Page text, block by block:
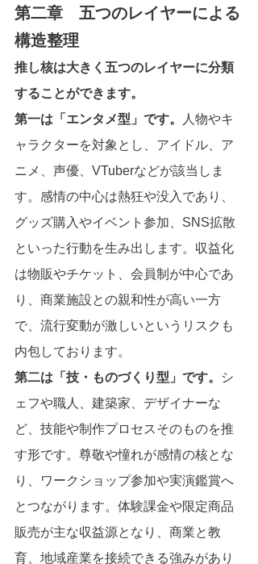
第二章　五つのレイヤーによる
構造整理
推し核は大きく五つのレイヤーに分類
することができます。
第一は「エンタメ型」です。
人物やキ
ャラクターを対象とし、アイドル、ア
ニメ、声優、VTuberなどが該当しま
す。感情の中心は熱狂や没入であり、
グッズ購入やイベント参加、SNS拡散
といった行動を生み出します。収益化
は物販やチケット、会員制が中心であ
り、商業施設との親和性が高い一方
で、流行変動が激しいというリスクも
内包しております。
第二は「技・ものづくり型」です。
シ
ェフや職人、建築家、デザイナーな
ど、技能や制作プロセスそのものを推
す形です。尊敬や憧れが感情の核とな
り、ワークショップ参加や実演鑑賞へ
とつながります。体験課金や限定商品
販売が主な収益源となり、商業と教
育、地域産業を接続できる強みがあり